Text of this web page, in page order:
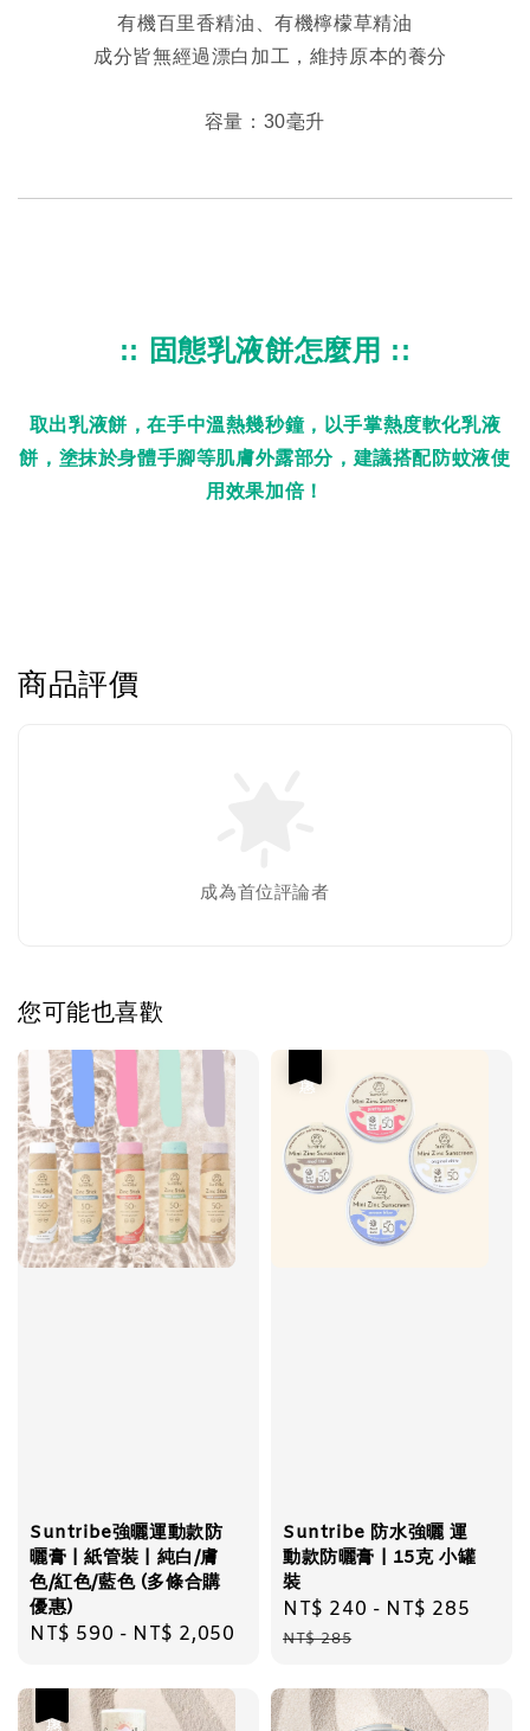
有機百里香精油、有機檸檬草精油
成分皆無經過漂白加工，維持原本的養分
容量：30毫升
:: 固態乳液餅怎麼用 ::
取出乳液餅，在手中溫熱幾秒鐘，以手掌熱度軟化乳液
餅，塗抹於身體手腳等肌膚外露部分，建議搭配防蚊液使
用效果加倍！
商品評價
成為首位評論者
您可能也喜歡
Suntribe強曬運動款防
曬膏 | 紙管裝 | 純白/膚
色/紅色/藍色 (多條合購
優惠)
Regular
NT$ 590 - NT$ 2,050
Suntribe 防水強曬 運
動款防曬膏 | 15克 小罐
裝
Sale
price
NT$ 240 - NT$ 285
NT$ 285